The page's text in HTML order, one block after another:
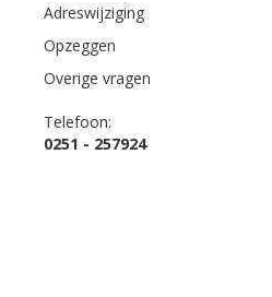
Adreswijziging
Opzeggen
Overige vragen
Telefoon:
0251 - 257924